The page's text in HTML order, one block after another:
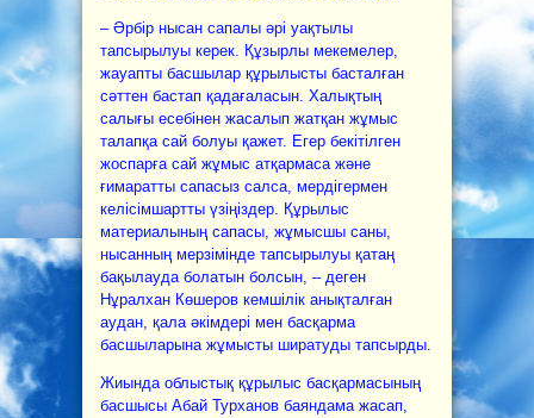
– Әрбір нысан сапалы әрі уақтылы
тапсырылуы керек. Құзырлы мекемелер,
жауапты басшылар құрылысты басталған
сәттен бастап қадағаласын. Халықтың
салығы есебінен жасалып жатқан жұмыс
талапқа сай болуы қажет. Егер бекітілген
жоспарға сай жұмыс атқармаса және
ғимаратты сапасыз салса, мердігермен
келісімшартты үзіңіздер. Құрылыс
материалының сапасы, жұмысшы саны,
нысанның мерзімінде тапсырылуы қатаң
бақылауда болатын болсын, – деген
Нұралхан Көшеров кемшілік анықталған
аудан, қала әкімдері мен басқарма
басшыларына жұмысты ширатуды тапсырды.
Жиында облыстық құрылыс басқармасының
басшысы Абай Турханов баяндама жасап,